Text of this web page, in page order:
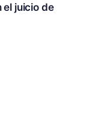
el juicio de